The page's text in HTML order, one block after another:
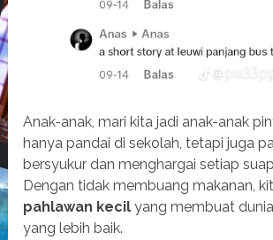
Anak-anak, mari kita jadi anak-anak
hanya pandai di sekolah, tetapi juga
bersyukur dan menghargai setiap
Dengan tidak membuang makanan,
pahlawan kecil yang membuat
yang lebih baik.